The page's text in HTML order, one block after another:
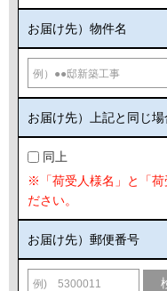
お届け先）物件名
お届け先）上記と同じ場
同上
※「荷受人様名」と「荷
ださい。
お届け先）郵便番号